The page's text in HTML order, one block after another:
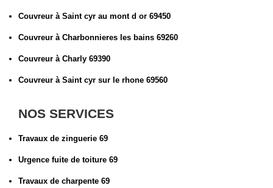
Couvreur à Saint cyr au mont d or 69450
Couvreur à Charbonnieres les bains 69260
Couvreur à Charly 69390
Couvreur à Saint cyr sur le rhone 69560
NOS SERVICES
Travaux de zinguerie 69
Urgence fuite de toiture 69
Travaux de charpente 69